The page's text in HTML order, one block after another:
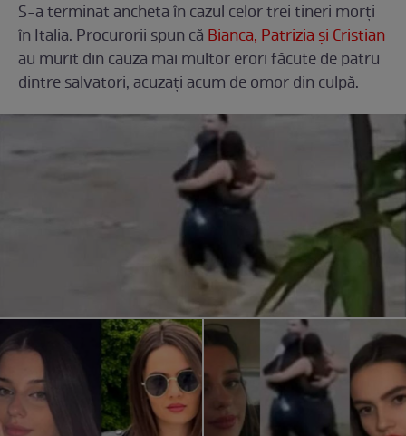
S-a terminat ancheta în cazul celor trei tineri morți
în Italia. Procurorii spun că Bianca, Patrizia și Cristian
au murit din cauza mai multor erori făcute de patru
dintre salvatori, acuzați acum de omor din culpă.